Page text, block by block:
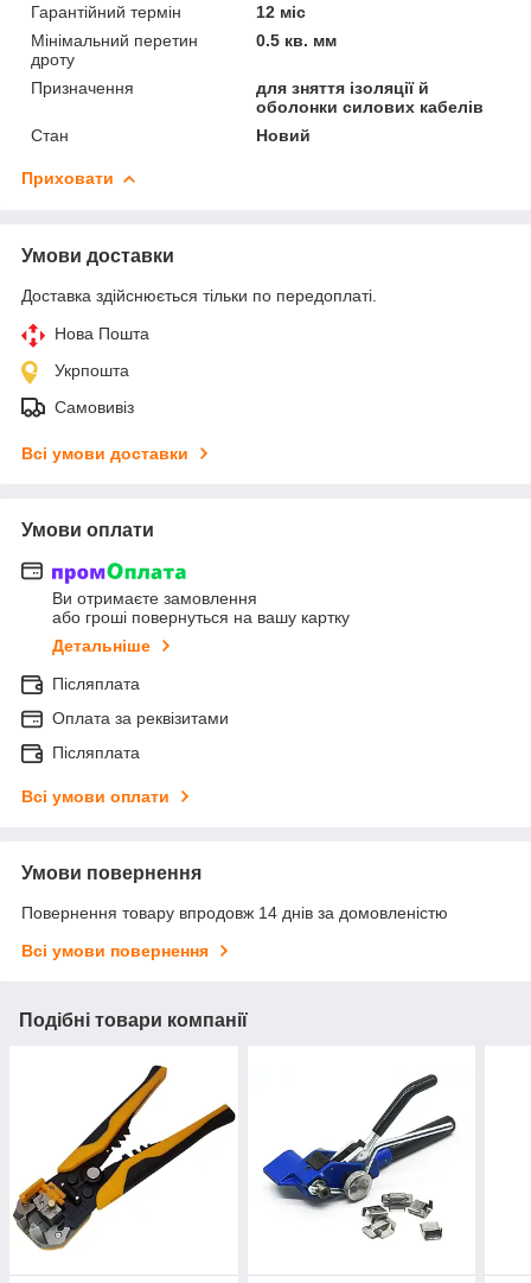
Кіл-ть в коробці
Гарантійний термін
12 міс
Мінімальний перетин
дроту
0.5 кв. мм
Призначення
для зняття ізоляції й
оболонки силових кабелів
Стан
Новий
Приховати
Умови доставки
Доставка здійснюється тільки по передоплаті.
Нова Пошта
Укрпошта
Самовивіз
Всі умови доставки
Умови оплати
Ви отримаєте замовлення
або гроші повернуться на вашу картку
Детальніше
Післяплата
Оплата за реквізитами
Післяплата
Всі умови оплати
Умови повернення
Повернення товару впродовж 14 днів за домовленістю
Всі умови повернення
Подібні товари компанії